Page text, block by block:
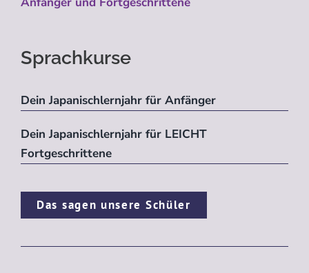
Sprachkurse
Dein Japanischlernjahr für Anfänger
Dein Japanischlernjahr für LEICHT
Fortgeschrittene
Das sagen unsere Schüler